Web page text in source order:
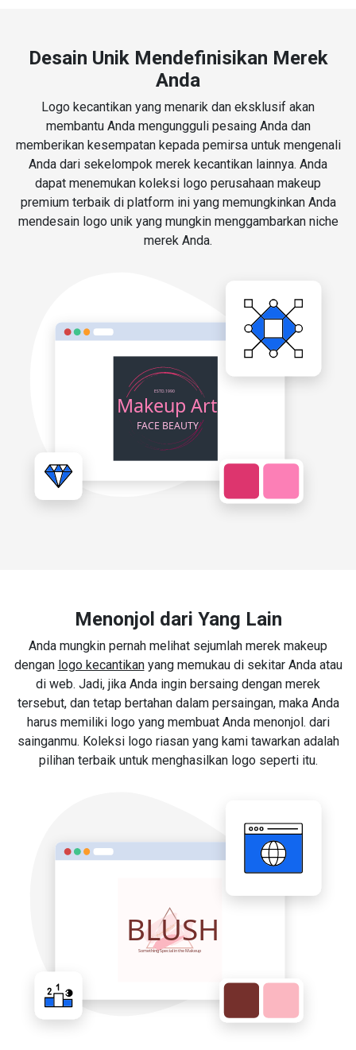
Desain Unik Mendefinisikan Merek
Anda
Logo kecantikan yang menarik dan eksklusif akan
membantu Anda mengungguli pesaing Anda dan
memberikan kesempatan kepada pemirsa untuk mengenali
Anda dari sekelompok merek kecantikan lainnya. Anda
dapat menemukan koleksi logo perusahaan makeup
premium terbaik di platform ini yang memungkinkan Anda
mendesain logo unik yang mungkin menggambarkan niche
merek Anda.
Menonjol dari Yang Lain
Anda mungkin pernah melihat sejumlah merek makeup
dengan logo kecantikanyang memukau di sekitar Anda atau
di web. Jadi, jika Anda ingin bersaing dengan merek
tersebut, dan tetap bertahan dalam persaingan, maka Anda
harus memiliki logo yang membuat Anda menonjol. dari
sainganmu. Koleksi logo riasan yang kami tawarkan adalah
pilihan terbaik untuk menghasilkan logo seperti itu.